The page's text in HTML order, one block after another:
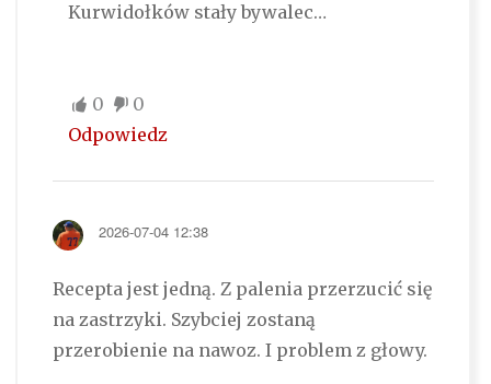
Kurwidołków stały bywalec…
0
0
Odpowiedz
2026-07-04 12:38
Recepta jest jedną. Z palenia przerzucić się
na zastrzyki. Szybciej zostaną
przerobienie na nawoz. I problem z głowy.